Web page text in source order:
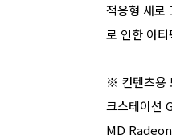
적응형 새로
로 인한 아
※ 컨텐츠용
크스테이션
MD